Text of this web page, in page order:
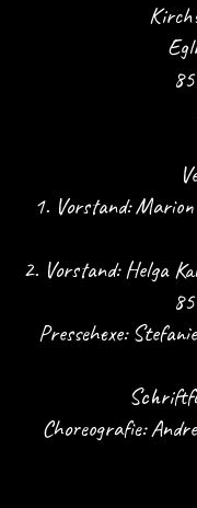
1. Vorstand:
2. Vorstand: Helga
Pressehexe:
Choreografie: